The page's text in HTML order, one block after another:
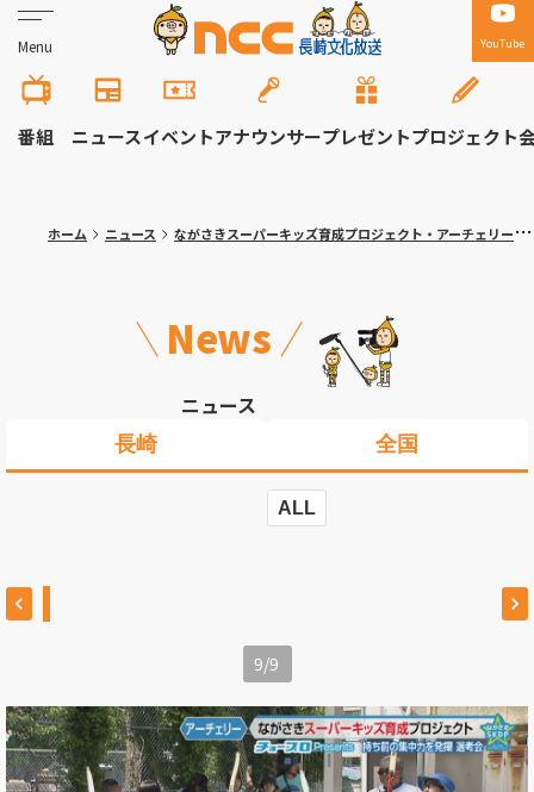
Menu YouTube
番組 ニュースイベントアナウンサープレゼントプロジェクト
ホーム ニュース ながさきスーパーキッズ育成プロジェクト・アーチェリー競技の選考会
News
ニュース
長崎 全国
ALL
9/9